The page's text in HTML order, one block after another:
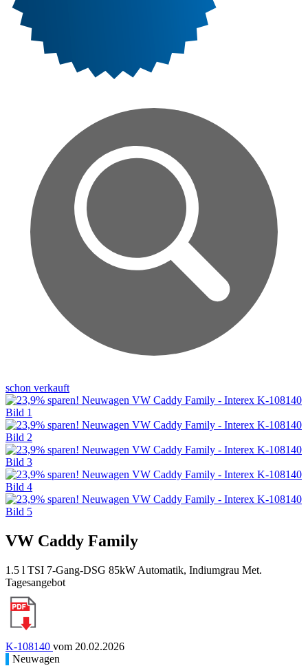
schon verkauft
VW Caddy Family
1.5 l TSI 7-Gang-DSG 85kW Automatik, Indiumgrau Met.
Tagesangebot
K-108140 vom 20.02.2026
Neuwagen